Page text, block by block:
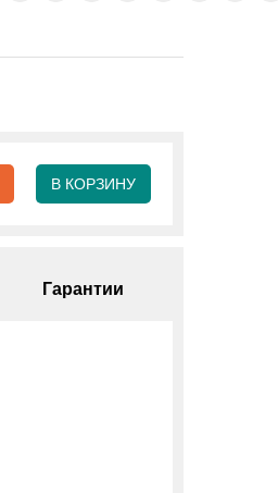
В КОРЗИНУ
Гарантии